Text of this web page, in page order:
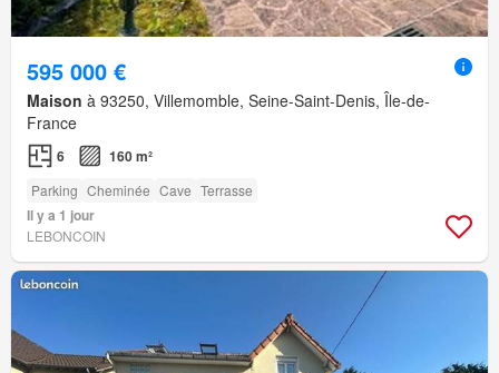
595 000 €
Maison à 93250, Villemomble, Seine-Saint-Denis, Île-de-
France
6 160 m²
Parking Cheminée Cave Terrasse
Il y a 1 jour
LEBONCOIN